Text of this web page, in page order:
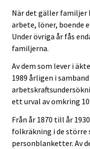
När det gäller familjer
arbete, löner, boende
Under övriga år fås
familjerna.
Av dem som lever i
1989 årligen i
ett urval av omkring 10
Från år 1870 till år
folkräkning i de större
personblanketter. Av